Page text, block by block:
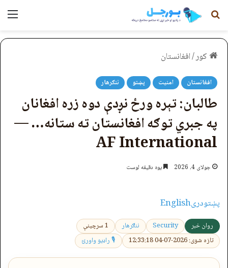
لټون
کور/افغانستان
افغانستان امنیت پښتو ننګرهار
طالبان: تېره ورځ نږدې دوه زره افغانان
په جبري توګه افغانستان ته ستانه… —
AF International
جولای 4, 2026 یوه دقیقه لوست
پښتودریEnglish
روان خبر Security ننګرهار
1 سرچینې
تازه شوی: 2026-07-04 12:33:18
🎙 راډیو واورئ